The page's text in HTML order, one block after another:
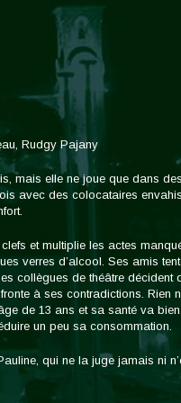
Rudgy Pajany
mais elle ne joue que dans
avec des colocataires
et multiplie les actes
verres d’alcool. Ses amis
collègues de théâtre décident
à ses contradictions. Rien
de 13 ans et sa santé va
un peu sa consommation.
qui ne la juge jamais ni